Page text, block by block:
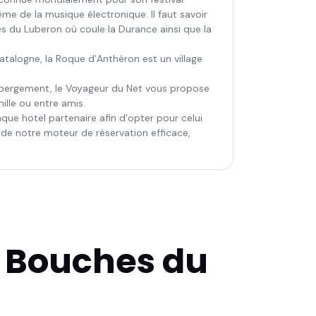
de la musique électronique. Il faut savoir
Luberon où coule la Durance ainsi que la
la Roque d’Anthéron est un village
le Voyageur du Net vous propose
ou entre amis.
hotel partenaire afin d’opter pour celui
notre moteur de réservation efficace,
du